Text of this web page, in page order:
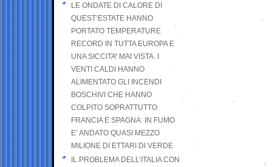
LE ONDATE DI CALORE DI
QUEST’ESTATE HANNO
PORTATO TEMPERATURE
RECORD IN TUTTA EUROPA E
UNA SICCITA’ MAI VISTA. I
VENTI CALDI HANNO
ALIMENTATO GLI INCENDI
BOSCHIVI CHE HANNO
COLPITO SOPRATTUTTO
FRANCIA E SPAGNA: IN FUMO
E’ ANDATO QUASI MEZZO
MILIONE DI ETTARI DI VERDE
IL PROBLEMA DELL’ITALIA CON